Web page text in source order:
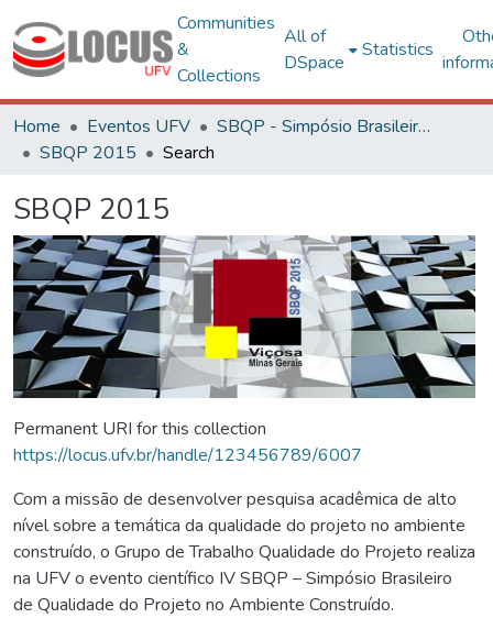
Communities
&
Collections
All of
DSpace
Statistics
Home Eventos UFV
SBQP - Simpósio Brasileiro de Qualidade do Projeto no Ambiente Construído
SBQP 2015
Search
SBQP 2015
Permanent URI for this collection
https://locus.ufv.br/handle/123456789/6007
Com a missão de desenvolver pesquisa acadêmica de alto
nível sobre a temática da qualidade do projeto no ambiente
construído, o Grupo de Trabalho Qualidade do Projeto realiza
na UFV o evento científico IV SBQP – Simpósio Brasileiro
de Qualidade do Projeto no Ambiente Construído.